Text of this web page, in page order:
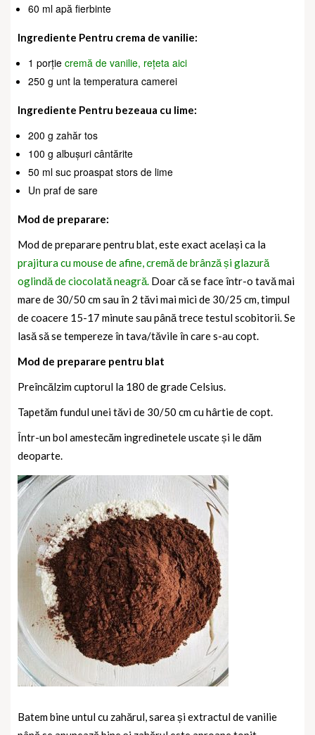
60 ml apă fierbinte
Ingrediente Pentru crema de vanilie:
1 porție cremă de vanilie, rețeta aici
250 g unt la temperatura camerei
Ingrediente Pentru bezeaua cu lime:
200 g zahăr tos
100 g albușuri cântărite
50 ml suc proaspat stors de lime
Un praf de sare
Mod de preparare:
Mod de preparare pentru blat, este exact același ca la
prajitura cu mouse de afine, cremă de brânză și glazură
oglindă de ciocolată neagră. Doar că se face într-o tavă mai
mare de 30/50 cm sau în 2 tăvi mai mici de 30/25 cm, timpul
de coacere 15-17 minute sau până trece testul scobitorii. Se
lasă să se tempereze în tava/tăvile în care s-au copt.
Mod de preparare pentru blat
Preîncălzim cuptorul la 180 de grade Celsius.
Tapetăm fundul unei tăvi de 30/50 cm cu hârtie de copt.
Într-un bol amestecăm ingredinetele uscate și le dăm
deoparte.
Batem bine untul cu zahărul, sarea și extractul de vanilie